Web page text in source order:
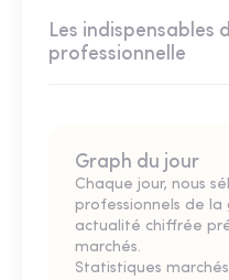
Les indispensables
professionnelle
Graph du jour
Chaque jour, nous
professionnels de
actualité chiffrée
marchés.
Statistiques